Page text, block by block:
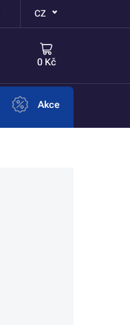
CZ
0 Kč
Akce